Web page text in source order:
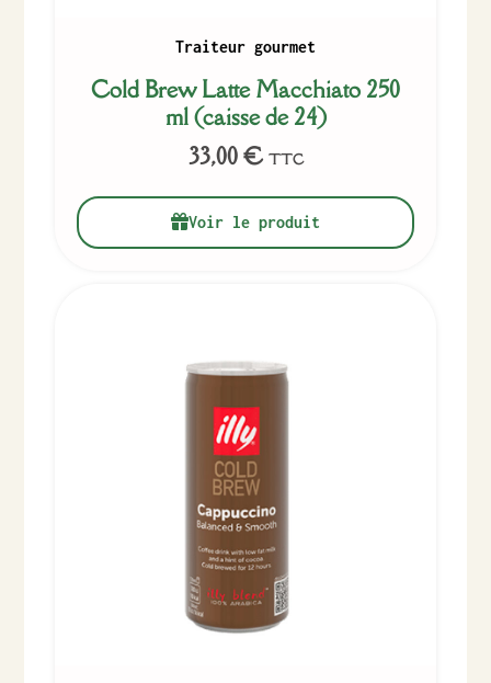
Traiteur gourmet
Cold Brew Latte Macchiato 250
ml (caisse de 24)
33,00€ TTC
Voir le produit